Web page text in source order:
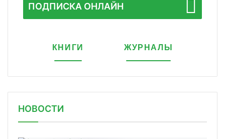
ПОДПИСКА ОНЛАЙН
КНИГИ ЖУРНАЛЫ
НОВОСТИ